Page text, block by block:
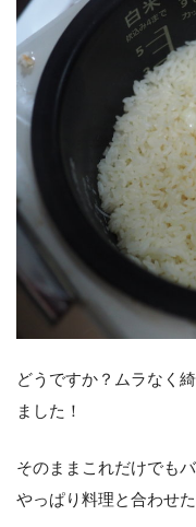
どうですか？ムラなく
ました！
そのままこれだけでも
やっぱり料理と合わせ